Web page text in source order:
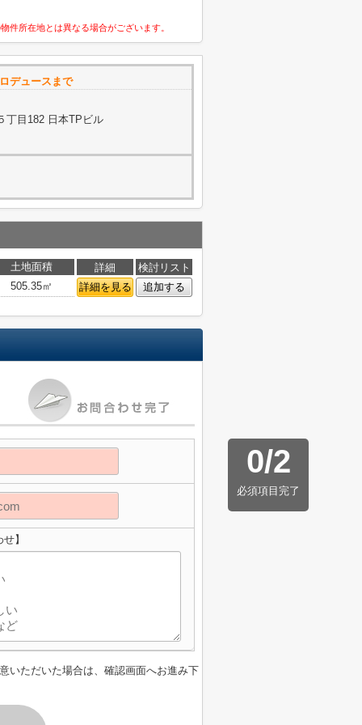
件所在地とは異なる場合がございます。
デュースまで
丁目182 日本TPビル
土地面積 詳細
検討リスト
505.35㎡
詳細を見る 追加する
0/2
必須項目完了
】
いただいた場合は、確認画面へお進み下